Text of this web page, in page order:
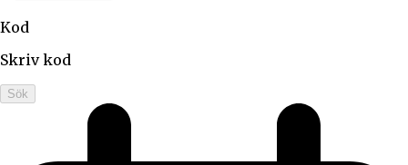
Kod
Skriv kod
Sök